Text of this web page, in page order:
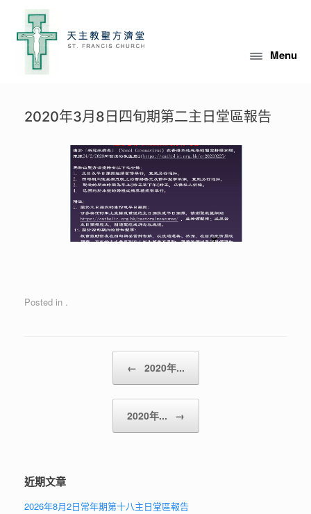
content
Menu
2020年3月8日四旬期第二主日堂區報告
Posted in .
Post navigation
← 2020年...
2020年... →
近期文章
2026年8月2日常年期第十八主日堂區報告